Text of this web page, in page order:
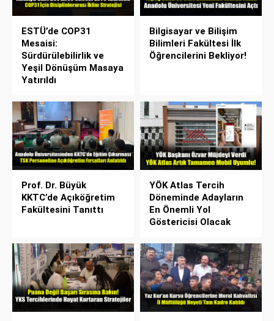
ESTÜ’de COP31
Mesaisi:
Sürdürülebilirlik ve
Yeşil Dönüşüm Masaya
Yatırıldı
Bilgisayar ve Bilişim
Bilimleri Fakültesi İlk
Öğrencilerini Bekliyor!
Prof. Dr. Büyük
KKTC’de Açıköğretim
Fakültesini Tanıttı
YÖK Atlas Tercih
Döneminde Adayların
En Önemli Yol
Göstericisi Olacak